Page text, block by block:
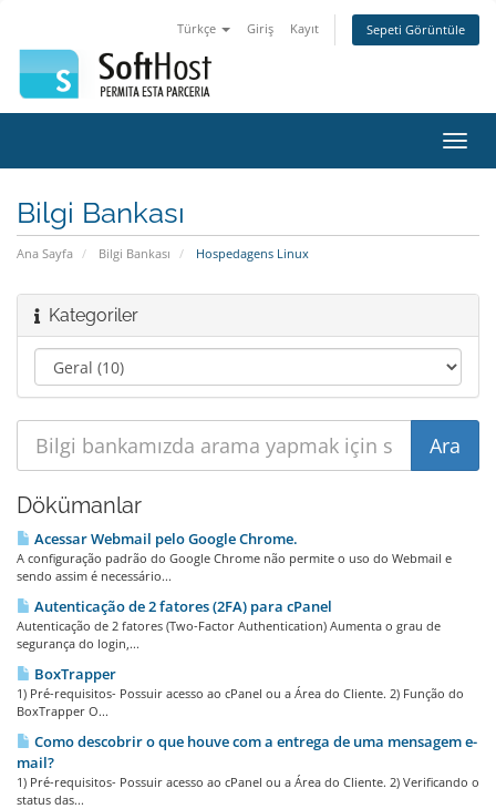
Türkçe Giriş Kayıt Sepeti Görüntüle
Bilgi Bankası
Ana Sayfa Bilgi Bankası Hospedagens Linux
Kategoriler
Dökümanlar
Acessar Webmail pelo Google Chrome.
A configuração padrão do Google Chrome não permite o uso do Webmail e
sendo assim é necessário...
Autenticação de 2 fatores (2FA) para cPanel
Autenticação de 2 fatores (Two-Factor Authentication) Aumenta o grau de
segurança do login,...
BoxTrapper
1) Pré-requisitos- Possuir acesso ao cPanel ou a Área do Cliente. 2) Função do
BoxTrapper O...
Como descobrir o que houve com a entrega de uma mensagem e-
mail?
1) Pré-requisitos- Possuir acesso ao cPanel ou a Área do Cliente. 2) Verificando o
status das...